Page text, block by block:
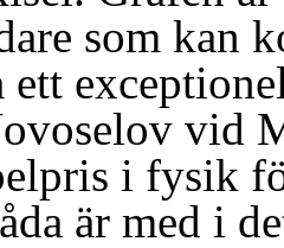
som kan
vid
i fysik
är med i